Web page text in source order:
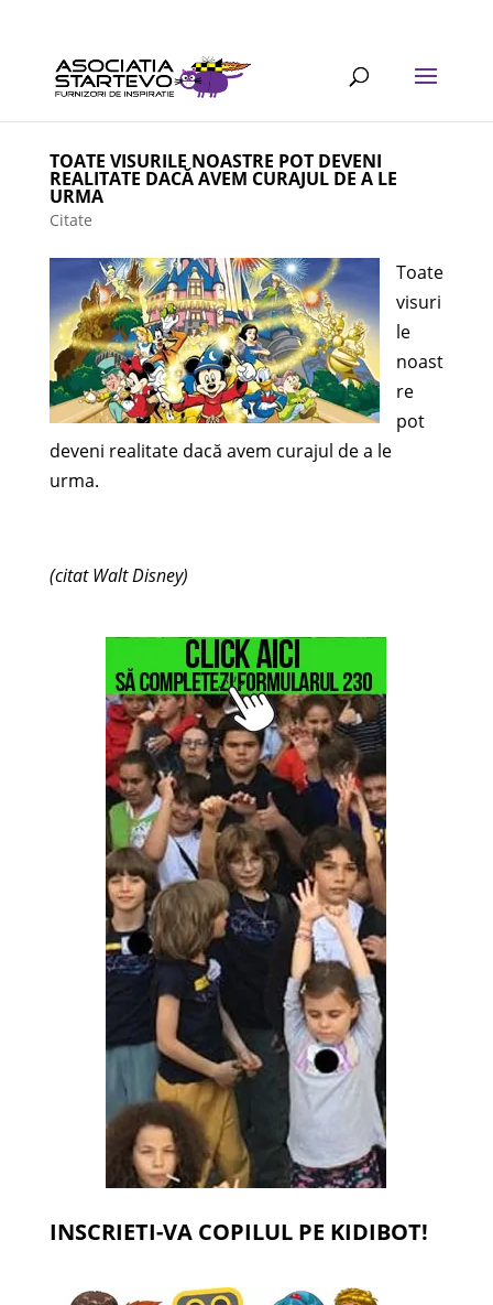
TOATE VISURILE NOASTRE POT DEVENI
REALITATE DACĂ AVEM CURAJUL DE A LE
URMA
Citate
Toate
visuri
le
noast
re
pot
deveni realitate dacă avem curajul de a le
urma.
(citat Walt Disney)
INSCRIETI-VA COPILUL PE KIDIBOT!